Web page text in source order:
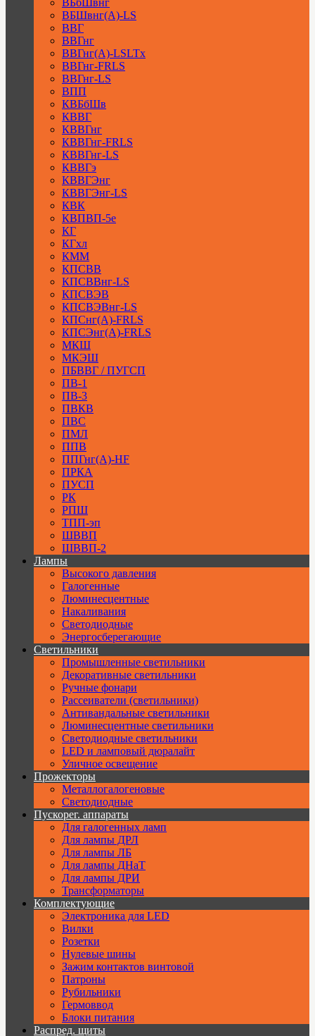
ВБбШвнг
ВБШвнг(А)-LS
ВВГ
ВВГнг
ВВГнг(А)-LSLTx
ВВГнг-FRLS
ВВГнг-LS
ВПП
КВБбШв
КВВГ
КВВГнг
КВВГнг-FRLS
КВВГнг-LS
КВВГэ
КВВГЭнг
КВВГЭнг-LS
КВК
КВПВП-5е
КГ
КГхл
КММ
КПСВВ
КПСВВнг-LS
КПСВЭВ
КПСВЭВнг-LS
КПСнг(А)-FRLS
КПСЭнг(А)-FRLS
МКШ
МКЭШ
ПБВВГ / ПУГСП
ПВ-1
ПВ-3
ПВКВ
ПВС
ПМЛ
ППВ
ППГнг(А)-HF
ПРКА
ПУСП
РК
РПШ
ТПП-эп
ШВВП
ШВВП-2
Лампы
Высокого давления
Галогенные
Люминесцентные
Накаливания
Светодиодные
Энергосберегающие
Светильники
Промышленные светильники
Декоративные светильники
Ручные фонари
Рассеиватели (светильники)
Антивандальные светильники
Люминесцентные светильники
Cветодиодные светильники
LED и ламповый дюралайт
Уличное освещение
Прожекторы
Металлогалогеновые
Светодиодные
Пускорег. аппараты
Для галогенных ламп
Для лампы ДРЛ
Для лампы ЛБ
Для лампы ДНаТ
Для лампы ДРИ
Трансформаторы
Комплектующие
Электроника для LED
Вилки
Розетки
Нулевые шины
Зажим контактов винтовой
Патроны
Рубильники
Гермоввод
Блоки питания
Распред. щиты